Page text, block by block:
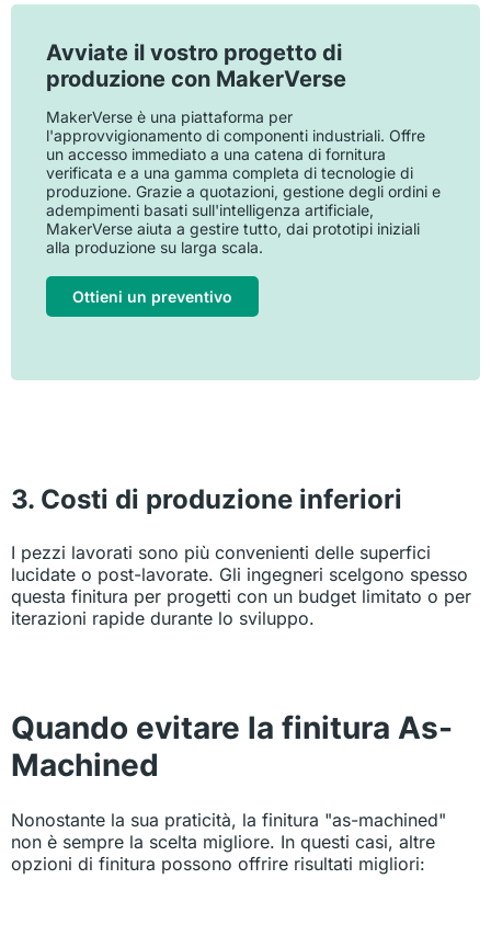
Avviate il vostro progetto di
produzione con MakerVerse
MakerVerse è una piattaforma per
l'approvvigionamento di componenti industriali. Offre
un accesso immediato a una catena di fornitura
verificata e a una gamma completa di tecnologie di
produzione. Grazie a quotazioni, gestione degli ordini e
adempimenti basati sull'intelligenza artificiale,
MakerVerse aiuta a gestire tutto, dai prototipi iniziali
alla produzione su larga scala.
Ottieni un preventivo
3. Costi di produzione inferiori
I pezzi lavorati sono più convenienti delle superfici
lucidate o post-lavorate. Gli ingegneri scelgono spesso
questa finitura per progetti con un budget limitato o per
iterazioni rapide durante lo sviluppo.
Quando evitare la finitura As-
Machined
Nonostante la sua praticità, la finitura "as-machined"
non è sempre la scelta migliore. In questi casi, altre
opzioni di finitura possono offrire risultati migliori: